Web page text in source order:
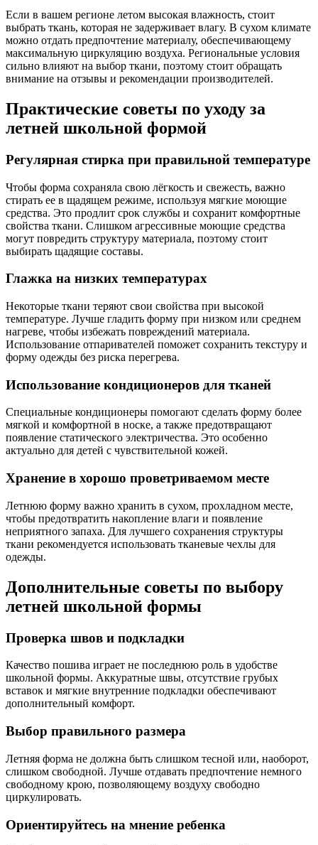
Если в вашем регионе летом высокая влажность, стоит
выбрать ткань, которая не задерживает влагу. В сухом климате
можно отдать предпочтение материалу, обеспечивающему
максимальную циркуляцию воздуха. Региональные условия
сильно влияют на выбор ткани, поэтому стоит обращать
внимание на отзывы и рекомендации производителей.
Практические советы по уходу за
летней школьной формой
Регулярная стирка при правильной температуре
Чтобы форма сохраняла свою лёгкость и свежесть, важно
стирать ее в щадящем режиме, используя мягкие моющие
средства. Это продлит срок службы и сохранит комфортные
свойства ткани. Слишком агрессивные моющие средства
могут повредить структуру материала, поэтому стоит
выбирать щадящие составы.
Глажка на низких температурах
Некоторые ткани теряют свои свойства при высокой
температуре. Лучше гладить форму при низком или среднем
нагреве, чтобы избежать повреждений материала.
Использование отпаривателей поможет сохранить текстуру и
форму одежды без риска перегрева.
Использование кондиционеров для тканей
Специальные кондиционеры помогают сделать форму более
мягкой и комфортной в носке, а также предотвращают
появление статического электричества. Это особенно
актуально для детей с чувствительной кожей.
Хранение в хорошо проветриваемом месте
Летнюю форму важно хранить в сухом, прохладном месте,
чтобы предотвратить накопление влаги и появление
неприятного запаха. Для лучшего сохранения структуры
ткани рекомендуется использовать тканевые чехлы для
одежды.
Дополнительные советы по выбору
летней школьной формы
Проверка швов и подкладки
Качество пошива играет не последнюю роль в удобстве
школьной формы. Аккуратные швы, отсутствие грубых
вставок и мягкие внутренние подкладки обеспечивают
дополнительный комфорт.
Выбор правильного размера
Летняя форма не должна быть слишком тесной или, наоборот,
слишком свободной. Лучше отдавать предпочтение немного
свободному крою, позволяющему воздуху свободно
циркулировать.
Ориентируйтесь на мнение ребенка